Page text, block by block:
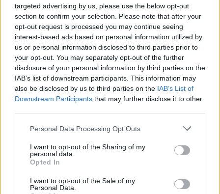
targeted advertising by us, please use the below opt-out
section to confirm your selection. Please note that after your
opt-out request is processed you may continue seeing
interest-based ads based on personal information utilized by
us or personal information disclosed to third parties prior to
your opt-out. You may separately opt-out of the further
disclosure of your personal information by third parties on the
IAB’s list of downstream participants. This information may
also be disclosed by us to third parties on the IAB’s List of
Downstream Participants that may further disclose it to other
Personal Data Processing Opt Outs
I want to opt-out of the Sharing of my
personal data.
Opted In
I want to opt-out of the Sale of my
Personal Data.
LUINO
Luino festeggia la maestra Giuseppina
Maspero: cento anni tra scuola, famiglia